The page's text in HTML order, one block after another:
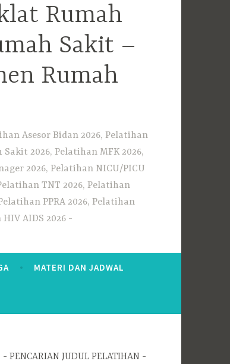
Rumah
Sakit –
Rumah
Asesor Bidan 2026, Pelatihan
2026, Pelatihan MFK 2026,
2026, Pelatihan NICU/PICU
TNT 2026, Pelatihan
PPRA 2026, Pelatihan
AIDS 2026
MATERI DAN JADWAL
PENCARIAN JUDUL PELATIHAN